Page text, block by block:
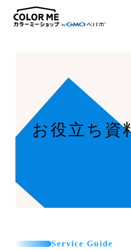
お役立ち資
Service Guide